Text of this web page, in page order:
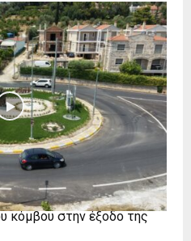
κόμβου στην έξοδο της